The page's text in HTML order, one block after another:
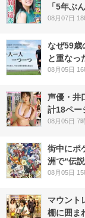
「5年ぶ
08月07日 18
なぜ59歳
と重なっ
08月05日 16
声優・井
計18ペー
08月05日 7
街中にポ
洲で“伝
08月05日 15
マウント
棚に囲ま